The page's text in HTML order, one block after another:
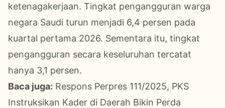
ketenagakerjaan. Tingkat pengangguran warga
negara Saudi turun menjadi 6,4 persen pada
kuartal pertama 2026. Sementara itu, tingkat
pengangguran secara keseluruhan tercatat
hanya 3,1 persen.
Baca juga: Respons Perpres 111/2025, PKS
Instruksikan Kader di Daerah Bikin Perda